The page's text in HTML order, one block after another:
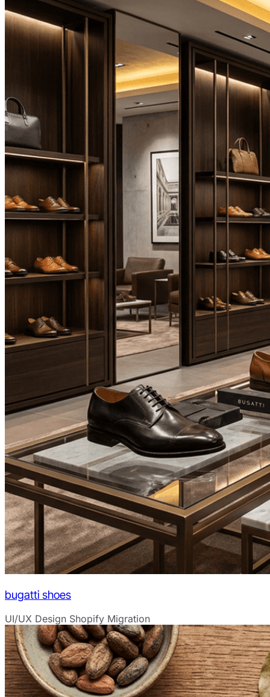
bugatti shoes
UI/UX Design Shopify Migration